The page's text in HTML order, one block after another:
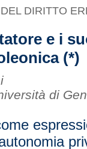
DIRITTO
e i
(*)
di